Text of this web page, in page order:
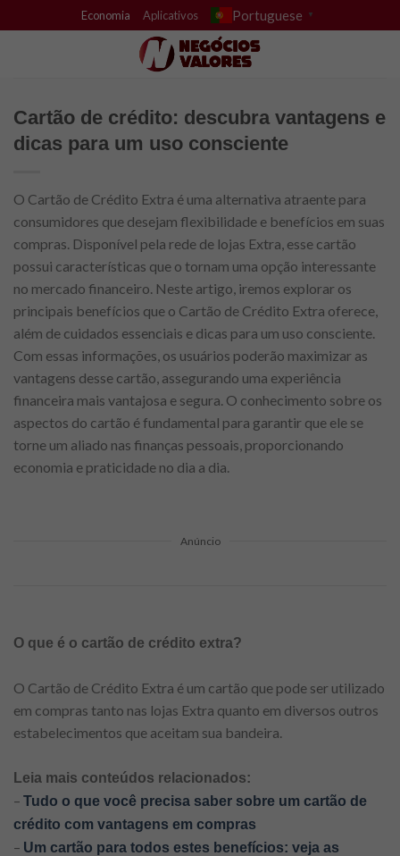
to
Economia Aplicativos Portuguese ▼
Cartão de crédito: descubra vantagens e
dicas para um uso consciente
O Cartão de Crédito Extra é uma alternativa atraente para
consumidores que desejam flexibilidade e benefícios em suas
compras. Disponível pela rede de lojas Extra, esse cartão
possui características que o tornam uma opção interessante
no mercado financeiro. Neste artigo, iremos explorar os
principais benefícios que o Cartão de Crédito Extra oferece,
além de cuidados essenciais e dicas para um uso consciente.
Com essas informações, os usuários poderão maximizar as
vantagens desse cartão, assegurando uma experiência
financeira mais vantajosa e segura. O conhecimento sobre os
aspectos do cartão é fundamental para garantir que ele se
torne um aliado nas finanças pessoais, proporcionando
economia e praticidade no dia a dia.
Anúncio
O que é o cartão de crédito extra?
O Cartão de Crédito Extra é um cartão que pode ser utilizado
em compras tanto nas lojas Extra quanto em diversos outros
estabelecimentos que aceitam sua bandeira.
Leia mais conteúdos relacionados:
– Tudo o que você precisa saber sobre um cartão de
crédito com vantagens em compras
– Um cartão para todos estes benefícios: veja as